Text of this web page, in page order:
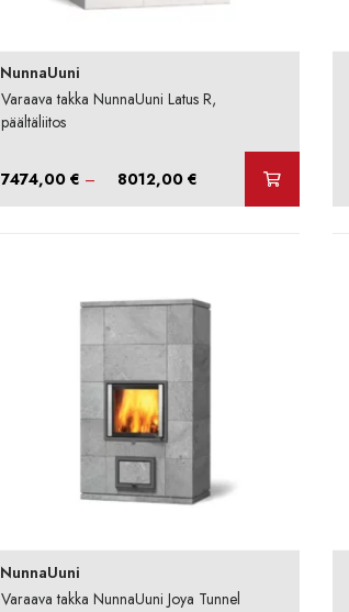
NunnaUuni
Varaava takka NunnaUuni Latus R,
päältäliitos
7474,00 € – 8012,00 €Hintaluokka:
NunnaUuni
Varaava takka NunnaUuni Joya Tunnel